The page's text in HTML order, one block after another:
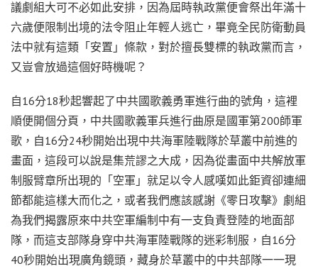
議劇組大可不必如此安排，因為屆時執政黨便會祭出年滿十
六歲便限制出境的法令阻止年輕人逃亡，畢竟全民防衛動員
法中就有這類「安置」條款，對於擅長雙標的執政黨而言，
又豈會放過這個好時機呢？
自16分18秒起響起了中共國歌義勇軍進行曲的號角，這裡
順便開個分頁，中共國歌義軍兵進行曲原是國軍第200師軍
歌，自16分24秒開始出現中共海軍陸戰隊於草叢中前進的
畫面，這段可以說是集荒謬之大成，因為從畫面中共解放軍
制服臂章所出現的「空軍」就足以令人感嘆如此鉅資卻連細
節都能這樣大而化之，或者我們應該感謝《零日攻擊》劇組
為我們揭露原來中共空軍編制中有一支負責登陸的地面部
隊，而這支部隊身穿中共海軍陸戰隊的迷彩制服，自16分
40秒開始出現廣角鏡頭，藏身於草叢中的中共部隊一一現